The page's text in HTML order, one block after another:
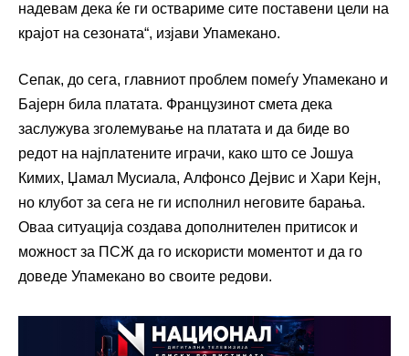
надевам дека ќе ги оствариме сите поставени цели на
крајот на сезоната“, изјави Упамекано.
Сепак, до сега, главниот проблем помеѓу Упамекано и
Бајерн била платата. Французинот смета дека
заслужува зголемување на платата и да биде во
редот на најплатените играчи, како што се Јошуа
Кимих, Џамал Мусиала, Алфонсо Дејвис и Хари Кејн,
но клубот за сега не ги исполнил неговите барања.
Оваа ситуација создава дополнителен притисок и
можност за ПСЖ да го искористи моментот и да го
доведе Упамекано во своите редови.